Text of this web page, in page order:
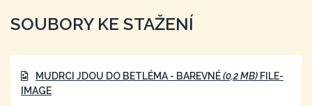
SOUBORY KE STAŽENÍ
MUDRCI JDOU DO BETLÉMA - BAREVNÉ(0,2 MB) FILE-
IMAGE